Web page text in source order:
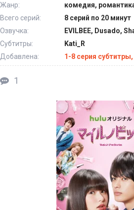
Жанр:
комедия,
Всего серий:
8 серий по 20 минут
Озвучка:
EVILBEE, Dusado,
Субтитры:
Kati_R
Добавлена:
1-8 серия
1